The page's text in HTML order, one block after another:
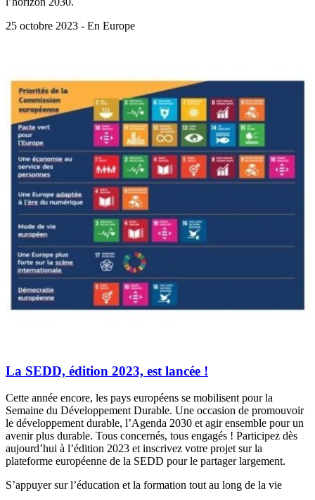
25 octobre 2023 - En Europe
La SEDD, édition 2023, est lancée !
Cette année encore, les pays européens se mobilisent pour la
Semaine du Développement Durable. Une occasion de promouvoir
le développement durable, l’Agenda 2030 et agir ensemble pour un
avenir plus durable. Tous concernés, tous engagés ! Participez dès
aujourd’hui à l’édition 2023 et inscrivez votre projet sur la
plateforme européenne de la SEDD pour le partager largement.
S’appuyer sur l’éducation et la formation tout au long de la vie